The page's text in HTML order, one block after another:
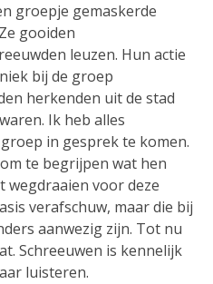
groepje gemaskerde
gooiden
leuzen. Hun actie
bij de groep
herkenden uit de stad
Ik heb alles
in gesprek te komen.
te begrijpen wat hen
voor deze
verafschuw, maar die bij
aanwezig zijn. Tot nu
Schreeuwen is kennelijk
luisteren.